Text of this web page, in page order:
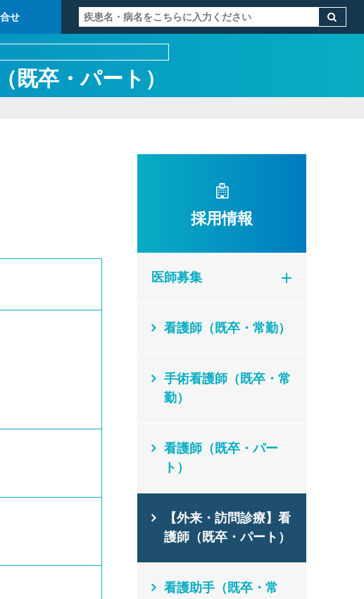
せ
既卒・パート）
採用情報
医師募集
看護師（既卒・常勤）
手術看護師（既卒・常
勤）
看護師（既卒・パー
ト）
【外来・訪問診療】看
護師（既卒・パート）
看護助手（既卒・常